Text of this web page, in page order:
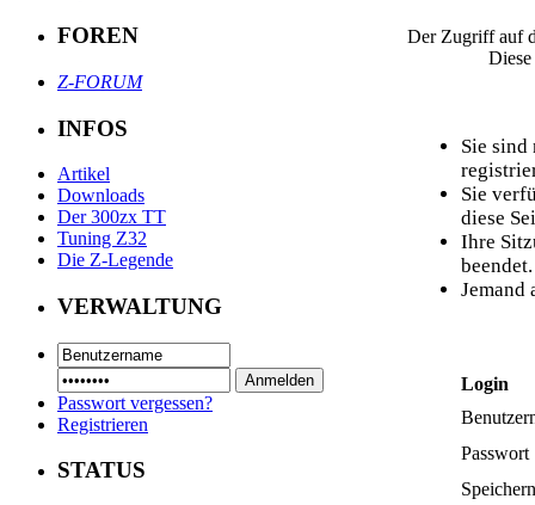
FOREN
Z-FORUM
INFOS
Artikel
Downloads
Der 300zx TT
Tuning Z32
Die Z-Legende
VERWALTUNG
Passwort vergessen?
Registrieren
STATUS
Der Zugriff auf
Sie
Sie
diese
Ihre
beendet.
Jemand
Login
Passwort
Speichern